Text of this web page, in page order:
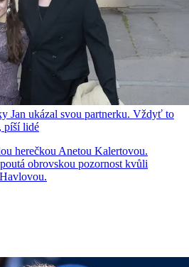
Jan ukázal svou partnerku. Vždyť to
píší lidé
herečkou Anetou Kalertovou.
obrovskou pozornost kvůli